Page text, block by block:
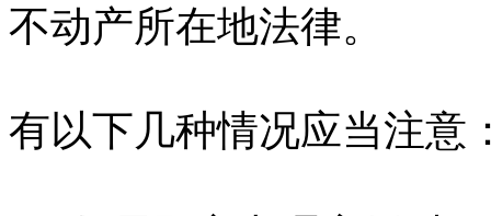
不动产所在地法律。
有以下几种情况应当注意